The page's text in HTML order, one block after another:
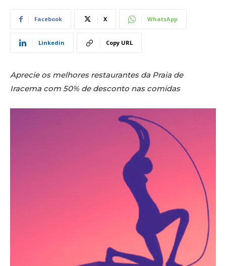
Facebook X WhatsApp
Linkedin Copy URL
Aprecie os melhores restaurantes da Praia de
Iracema com 50% de desconto nas comidas